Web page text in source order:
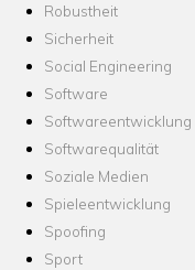
Robustheit
Sicherheit
Social Engineering
Software
Softwareentwicklung
Softwarequalität
Soziale Medien
Spieleentwicklung
Spoofing
Sport